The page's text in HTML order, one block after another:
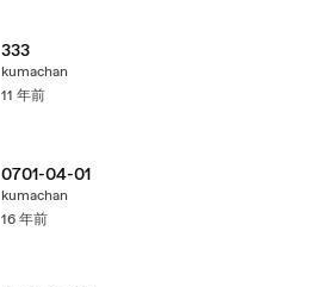
333
kumachan
11 年前
0701-04-01
kumachan
16 年前